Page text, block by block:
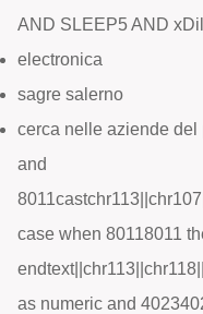
AND SLEEP5 AND
electronica
sagre salerno
cerca nelle aziende del
and
case when 80118011
as numeric and